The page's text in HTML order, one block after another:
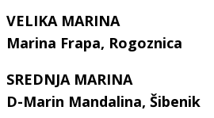
VELIKA MARINA
Marina Frapa, Rogoznica
SREDNJA MARINA
D-Marin Mandalina, Šibenik